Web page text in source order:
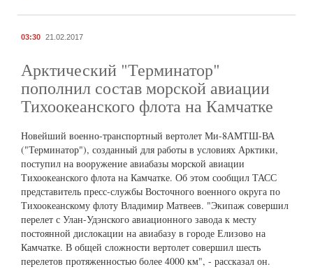
03:30 21.02.2017
Арктический "Терминатор"
пополнил состав морской авиации
Тихоокеанского флота на Камчатке
Новейший военно-транспортный вертолет Ми-8АМТШ-ВА
("Терминатор"), созданный для работы в условиях Арктики,
поступил на вооружение авиабазы морской авиации
Тихоокеанского флота на Камчатке. Об этом сообщил ТАСС
представитель пресс-службы Восточного военного округа по
Тихоокеанскому флоту Владимир Матвеев. "Экипаж совершил
перелет с Улан-Удэнского авиационного завода к месту
постоянной дислокации на авиабазу в городе Елизово на
Камчатке. В общей сложности вертолет совершил шесть
перелетов протяженностью более 4000 км", - рассказал он.